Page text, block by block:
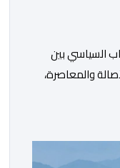
السياسي بين
والمعاصرة،
حزب ” البام ”
” ما غير